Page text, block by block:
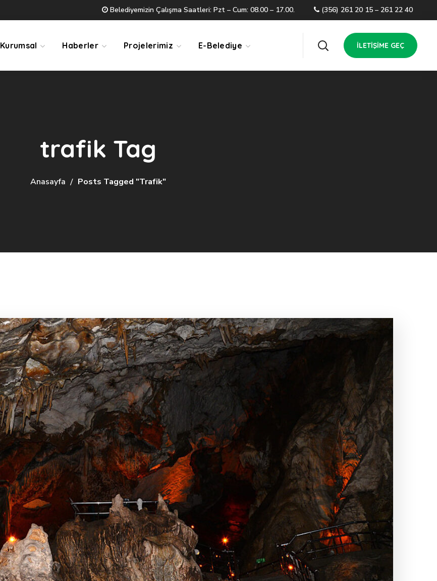
Belediyemizin Çalışma Saatleri: Pzt – Cum: 08.00 – 17.00. (356) 261 20 15 – 261 22 40
Kurumsal Haberler Projelerimiz E-Belediye İLETIŞIME GEÇ
trafik Tag
Anasayfa Posts Tagged "trafik"